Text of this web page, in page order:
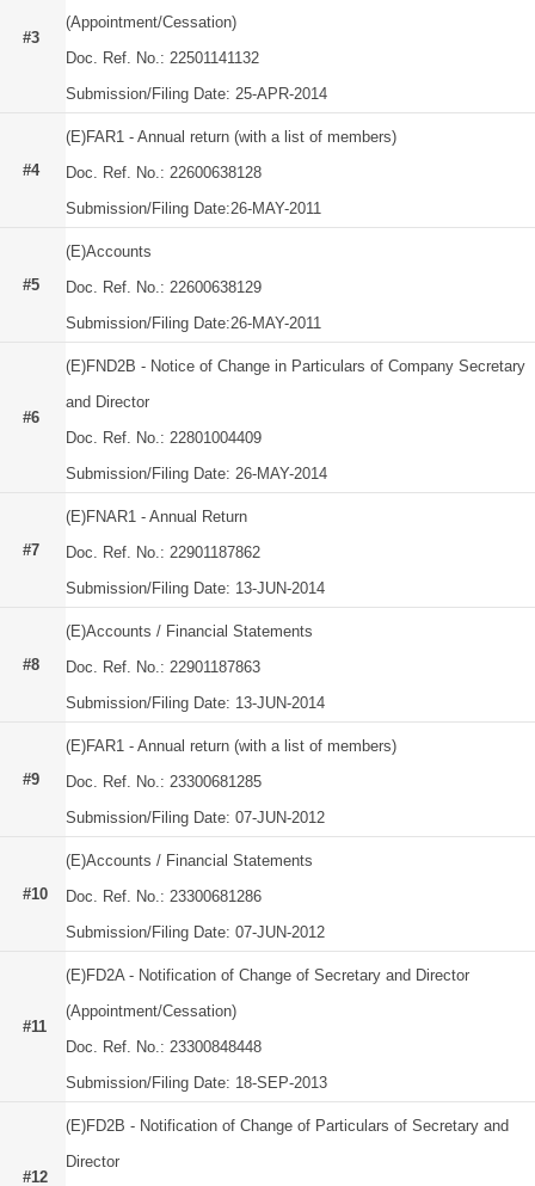
#3
(Appointment/Cessation)
Doc. Ref. No.: 22501141132
Submission/Filing Date: 25-APR-2014
#4
(E)FAR1 - Annual return (with a list of members)
Doc. Ref. No.: 22600638128
Submission/Filing Date:26-MAY-2011
#5
(E)Accounts
Doc. Ref. No.: 22600638129
Submission/Filing Date:26-MAY-2011
#6
(E)FND2B - Notice of Change in Particulars of Company Secretary
and Director
Doc. Ref. No.: 22801004409
Submission/Filing Date: 26-MAY-2014
#7
(E)FNAR1 - Annual Return
Doc. Ref. No.: 22901187862
Submission/Filing Date: 13-JUN-2014
#8
(E)Accounts / Financial Statements
Doc. Ref. No.: 22901187863
Submission/Filing Date: 13-JUN-2014
#9
(E)FAR1 - Annual return (with a list of members)
Doc. Ref. No.: 23300681285
Submission/Filing Date: 07-JUN-2012
#10
(E)Accounts / Financial Statements
Doc. Ref. No.: 23300681286
Submission/Filing Date: 07-JUN-2012
#11
(E)FD2A - Notification of Change of Secretary and Director
(Appointment/Cessation)
Doc. Ref. No.: 23300848448
Submission/Filing Date: 18-SEP-2013
#12
(E)FD2B - Notification of Change of Particulars of Secretary and
Director